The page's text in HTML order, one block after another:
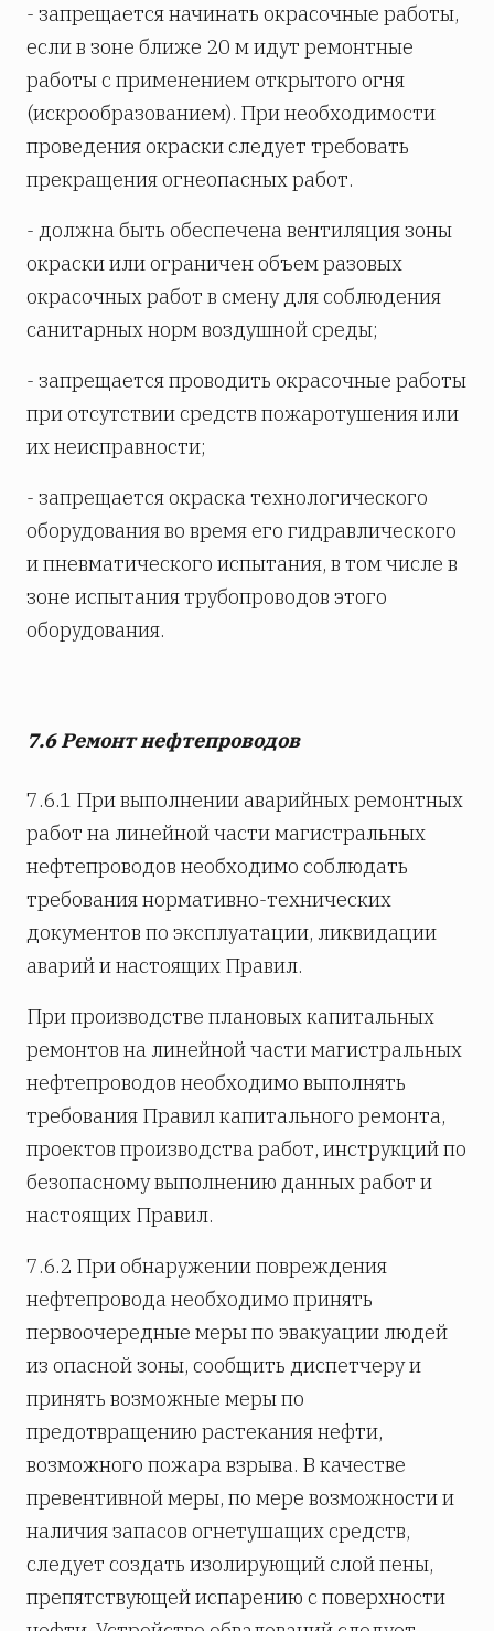
- запрещается начинать окрасочные работы,
если в зоне ближе 20 м идут ремонтные
работы с применением открытого огня
(искрообразованием). При необходимости
проведения окраски следует требовать
прекращения огнеопасных работ.
- должна быть обеспечена вентиляция зоны
окраски или ограничен объем разовых
окрасочных работ в смену для соблюдения
санитарных норм воздушной среды;
- запрещается проводить окрасочные работы
при отсутствии средств пожаротушения или
их неисправности;
- запрещается окраска технологического
оборудования во время его гидравлического
и пневматического испытания, в том числе в
зоне испытания трубопроводов этого
оборудования.
7.6 Ремонт нефтепроводов
7.6.1 При выполнении аварийных ремонтных
работ на линейной части магистральных
нефтепроводов необходимо соблюдать
требования нормативно-технических
документов по эксплуатации, ликвидации
аварий и настоящих Правил.
При производстве плановых капитальных
ремонтов на линейной части магистральных
нефтепроводов необходимо выполнять
требования Правил капитального ремонта,
проектов производства работ, инструкций по
безопасному выполнению данных работ и
настоящих Правил.
7.6.2 При обнаружении повреждения
нефтепровода необходимо принять
первоочередные меры по эвакуации людей
из опасной зоны, сообщить диспетчеру и
принять возможные меры по
предотвращению растекания нефти,
возможного пожара взрыва. В качестве
превентивной меры, по мере возможности и
наличия запасов огнетушащих средств,
следует создать изолирующий слой пены,
препятствующей испарению с поверхности